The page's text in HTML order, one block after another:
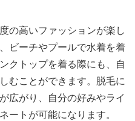
の高いファッションが楽し
ビーチやプールで水着を着
クトップを着る際にも、自
むことができます。脱毛に
広がり、自分の好みやライ
ートが可能になります。